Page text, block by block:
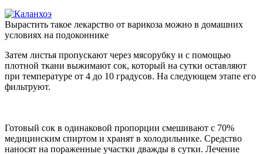
Вырастить такое лекарство от варикоза можно в домашних
условиях на подоконнике
Затем листья пропускают через мясорубку и с помощью
плотной ткани выжимают сок, который на сутки оставляют
при температуре от 4 до 10 градусов. На следующем этапе его
фильтруют.
Готовый сок в одинаковой пропорции смешивают с 70%
медицинским спиртом и хранят в холодильнике. Средство
наносят на пораженные участки дважды в сутки. Лечение